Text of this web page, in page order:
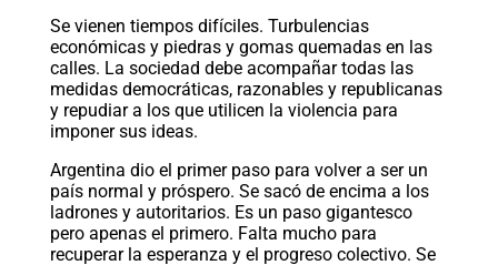
Se vienen tiempos difíciles. Turbulencias
económicas y piedras y gomas quemadas en las
calles. La sociedad debe acompañar todas las
medidas democráticas, razonables y republicanas
y repudiar a los que utilicen la violencia para
imponer sus ideas.
Argentina dio el primer paso para volver a ser un
país normal y próspero. Se sacó de encima a los
ladrones y autoritarios. Es un paso gigantesco
pero apenas el primero. Falta mucho para
recuperar la esperanza y el progreso colectivo. Se